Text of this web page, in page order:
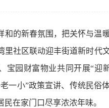
和的新春氛围，把关怀与温
里社区联动迎丰街道新时代
宝园财富物业共同开展“迎
一小”政策宣讲、传统民俗
民在家门口尽享浓浓年味。